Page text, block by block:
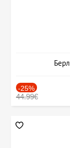
-25%
44.99€